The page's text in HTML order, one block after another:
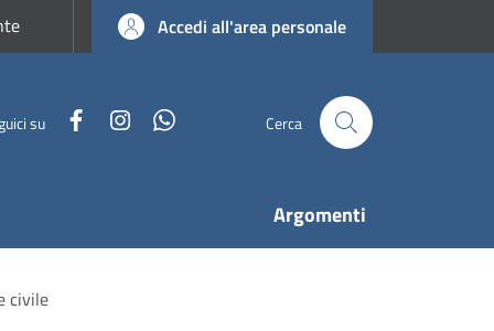
Accedi all'area personale
su FacebookInstagram Cerca
Argomenti
civile